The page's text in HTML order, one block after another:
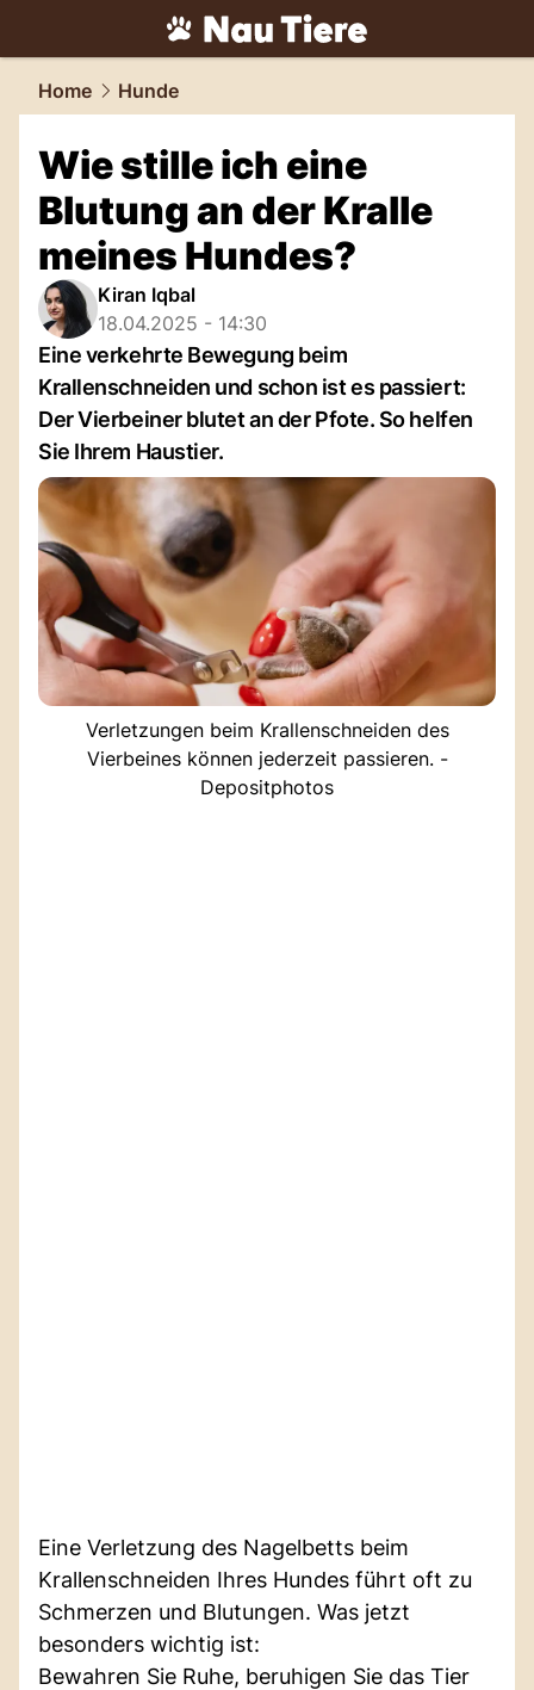
tiere.NAU.ch
Home Hunde
Wie stille ich eine
Blutung an der Kralle
meines Hundes?
Kiran Iqbal
18.04.2025 - 14:30
Eine verkehrte Bewegung beim
Krallenschneiden und schon ist es passiert:
Der Vierbeiner blutet an der Pfote. So helfen
Sie Ihrem Haustier.
Verletzungen beim Krallenschneiden des
Vierbeines können jederzeit passieren. -
Depositphotos
Eine Verletzung des Nagelbetts beim
Krallenschneiden Ihres Hundes führt oft zu
Schmerzen und Blutungen. Was jetzt
besonders wichtig ist:
Bewahren Sie Ruhe, beruhigen Sie das Tier